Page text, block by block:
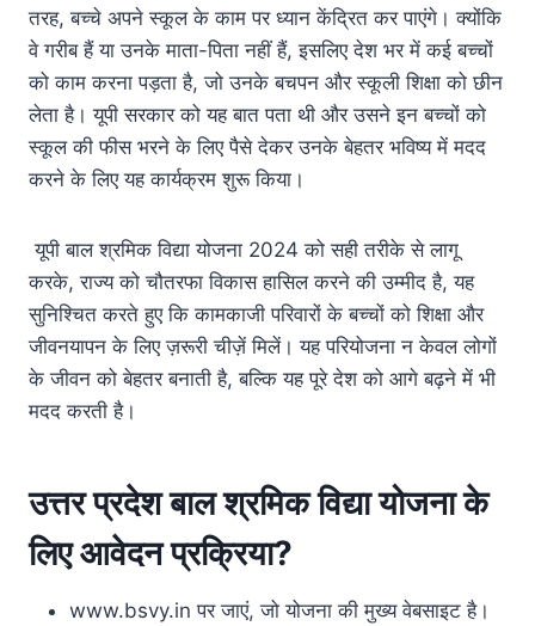
तरह, बच्चे अपने स्कूल के काम पर ध्यान केंद्रित कर पाएंगे। क्योंकि
वे गरीब हैं या उनके माता-पिता नहीं हैं, इसलिए देश भर में कई बच्चों
को काम करना पड़ता है, जो उनके बचपन और स्कूली शिक्षा को छीन
लेता है। यूपी सरकार को यह बात पता थी और उसने इन बच्चों को
स्कूल की फीस भरने के लिए पैसे देकर उनके बेहतर भविष्य में मदद
करने के लिए यह कार्यक्रम शुरू किया।
यूपी बाल श्रमिक विद्या योजना 2024 को सही तरीके से लागू
करके, राज्य को चौतरफा विकास हासिल करने की उम्मीद है, यह
सुनिश्चित करते हुए कि कामकाजी परिवारों के बच्चों को शिक्षा और
जीवनयापन के लिए ज़रूरी चीज़ें मिलें। यह परियोजना न केवल लोगों
के जीवन को बेहतर बनाती है, बल्कि यह पूरे देश को आगे बढ़ने में भी
मदद करती है।
उत्तर प्रदेश बाल श्रमिक विद्या योजना के
लिए आवेदन प्रक्रिया?
www.bsvy.in पर जाएं, जो योजना की मुख्य वेबसाइट है।